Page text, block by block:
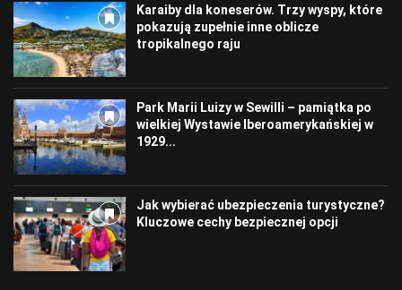
Karaiby dla koneserów. Trzy wyspy, które
pokazują zupełnie inne oblicze
tropikalnego raju
Park Marii Luizy w Sewilli – pamiątka po
wielkiej Wystawie Iberoamerykańskiej w
1929...
Jak wybierać ubezpieczenia turystyczne?
Kluczowe cechy bezpiecznej opcji